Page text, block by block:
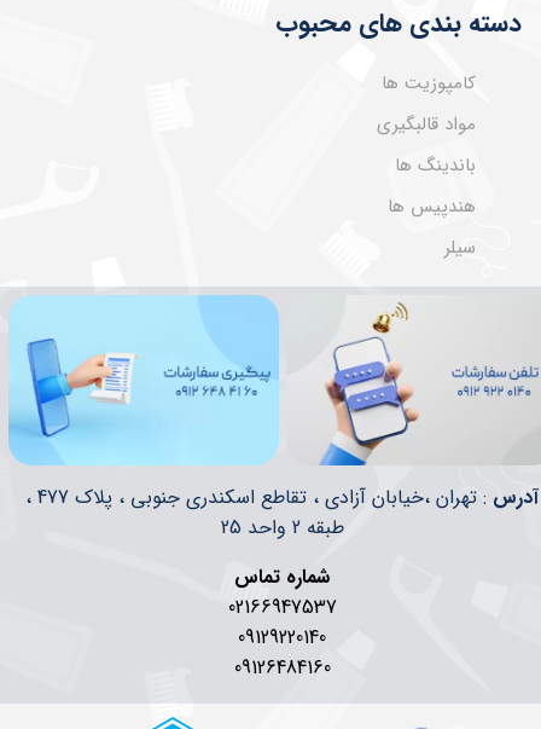
دسته بندی های محبوب
کامپوزیت ها
مواد قالبگیری
باندینگ ها
هندپیس ها
سیلر
​​آدرس
: تهران ،خیابان آزادی ، تقاطع اسکندری جنوبی ، پلاک 477 ،
طبقه 2 واحد 25
شماره تماس
02166947537
09129220140
09126484160